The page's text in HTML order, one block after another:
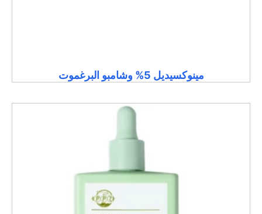
مينوكسيديل 5% وشامبو البرغموت